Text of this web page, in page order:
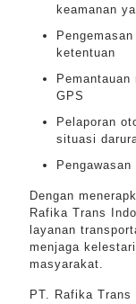
keamanan
ketentuan
GPS
Pelaporan
situasi
Dengan
Rafika Trans
layanan
menjaga
masyarakat.
PT. Rafika